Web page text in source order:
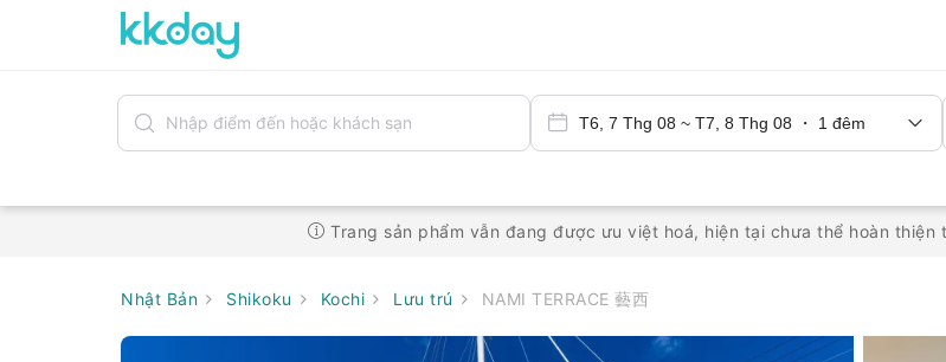
Trang sản phẩm vẫn đang được ưu việt hoá, hiện tại chưa thể hoàn thiện
Nhật Bản Shikoku Kochi Lưu trú NAMI TERRACE 藝西